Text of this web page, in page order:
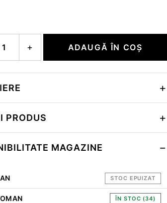
+ ADAUGĂ ÎN COȘ
PRODUS
MAGAZINE
STOC EPUIZAT
ÎN STOC (34)